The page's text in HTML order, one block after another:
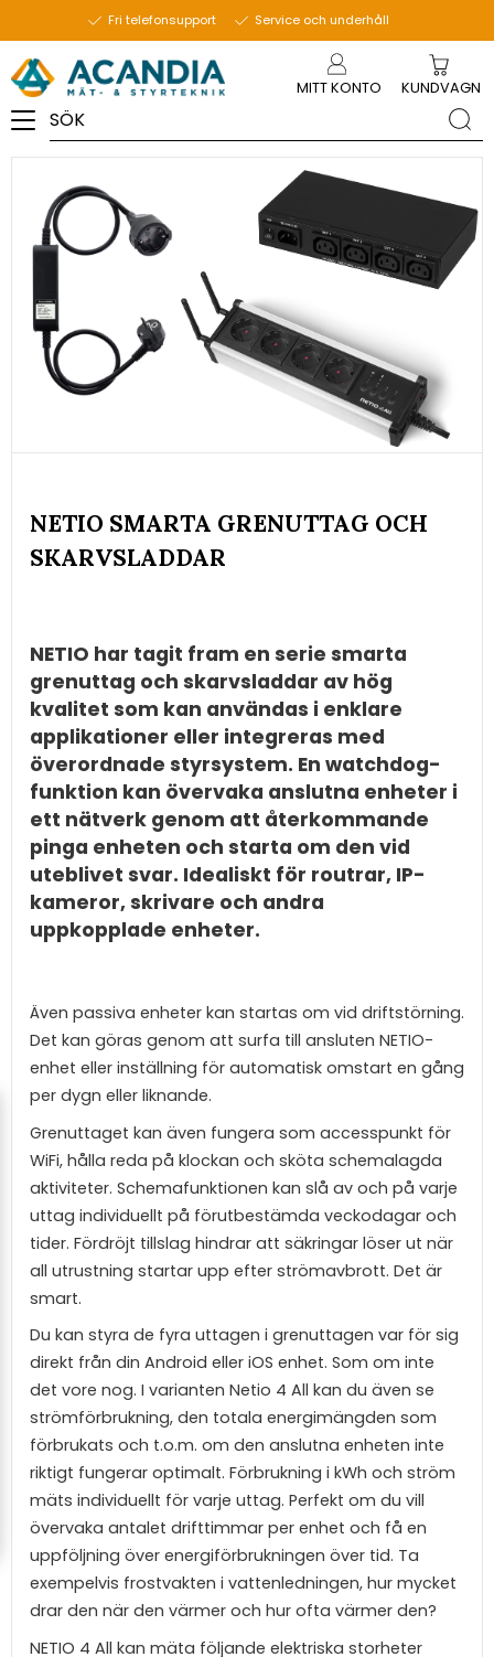
Fri telefonsupport Service och underhåll
MITT KONTO KUNDVAGN
NETIO SMARTA GRENUTTAG OCH
SKARVSLADDAR
NETIO har tagit fram en serie smarta
grenuttag och skarvsladdar av hög
kvalitet som kan användas i enklare
applikationer eller integreras med
överordnade styrsystem. En watchdog-
funktion kan övervaka anslutna enheter i
ett nätverk genom att återkommande
pinga enheten och starta om den vid
uteblivet svar. Idealiskt för routrar, IP-
kameror, skrivare och andra
uppkopplade enheter.
Även passiva enheter kan startas om vid driftstörning.
Det kan göras genom att surfa till ansluten NETIO-
enhet eller inställning för automatisk omstart en gång
per dygn eller liknande.
Grenuttaget kan även fungera som accesspunkt för
WiFi, hålla reda på klockan och sköta schemalagda
aktiviteter. Schemafunktionen kan slå av och på varje
uttag individuellt på förutbestämda veckodagar och
tider. Fördröjt tillslag hindrar att säkringar löser ut när
all utrustning startar upp efter strömavbrott. Det är
smart.
Du kan styra de fyra uttagen i grenuttagen var för sig
direkt från din Android eller iOS enhet. Som om inte
det vore nog. I varianten Netio 4 All kan du även se
strömförbrukning, den totala energimängden som
förbrukats och t.o.m. om den anslutna enheten inte
riktigt fungerar optimalt. Förbrukning i kWh och ström
mäts individuellt för varje uttag. Perfekt om du vill
övervaka antalet drifttimmar per enhet och få en
uppföljning över energiförbrukningen över tid. Ta
exempelvis frostvakten i vattenledningen, hur mycket
drar den när den värmer och hur ofta värmer den?
NETIO 4 All kan mäta följande elektriska storheter